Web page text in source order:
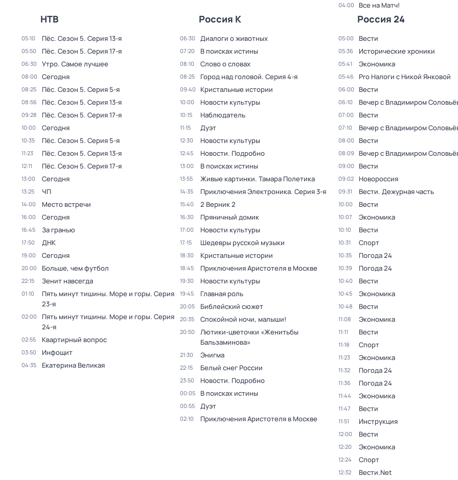
04:00 Все на Матч!
НТВ
05:10 Пёс. Сезон 5. Серия 13-я
05:50 Пёс. Сезон 5. Серия 17-я
06:30 Утро. Самое лучшее
08:00 Сегодня
08:25 Пёс. Сезон 5. Серия 5-я
08:56 Пёс. Сезон 5. Серия 13-я
09:28 Пёс. Сезон 5. Серия 17-я
10:00 Сегодня
10:35 Пёс. Сезон 5. Серия 5-я
11:23 Пёс. Сезон 5. Серия 13-я
12:11 Пёс. Сезон 5. Серия 17-я
13:00 Сегодня
13:25 ЧП
14:00 Место встречи
16:00 Сегодня
16:45 За гранью
17:50 ДНК
19:00 Сегодня
20:00 Больше, чем футбол
22:15 Зенит навсегда
01:10 Пять минут тишины. Море и горы. Серия
23-я
02:00 Пять минут тишины. Море и горы. Серия
24-я
02:55 Квартирный вопрос
03:50 Инфощит
04:35 Екатерина Великая
Россия К
06:30 Диалоги о животных
07:20 В поисках истины
08:10 Слово о словах
08:25 Город над головой. Серия 4-я
09:40 Кристальные истории
10:00 Новости культуры
10:15 Наблюдатель
11:15 Дуэт
12:30 Новости культуры
12:45 Новости. Подробно
13:00 В поисках истины
13:55 Живые картинки. Тамара Полетика
14:35 Приключения Электроника. Серия 3-я
15:40 2 Верник 2
16:30 Пряничный домик
17:00 Новости культуры
17:15 Шедевры русской музыки
18:30 Кристальные истории
18:45 Приключения Аристотеля в Москве
19:30 Новости культуры
19:45 Главная роль
20:05 Библейский сюжет
20:35 Спокойной ночи, малыши!
20:50
Лютики-цветочки «Женитьбы
Бальзаминова»
21:30 Энигма
22:15 Белый снег России
23:50 Новости. Подробно
00:05 В поисках истины
00:55 Дуэт
02:10 Приключения Аристотеля в Москве
Россия 24
05:00 Вести
05:36 Исторические хроники
05:41 Экономика
05:46 Pro Налоги с Никой Янковой
06:00 Вести
06:10 Вечер с Владимиром
07:00 Вести
07:10 Вечер с Владимиром
08:00 Вести
08:09 Вечер с Владимиром
09:00 Вести
09:02 Новороссия
09:31 Вести. Дежурная часть
10:00 Вести
10:07 Экономика
10:10 Вести
10:31 Спорт
10:35 Погода 24
10:39 Погода 24
10:40 Вести
10:45 Экономика
10:48 Вести
11:08 Экономика
11:11 Вести
11:18 Спорт
11:23 Экономика
11:32 Погода 24
11:36 Погода 24
11:44 Экономика
11:47 Вести
11:51 Инструкция
12:00 Вести
12:20 Экономика
12:24 Спорт
12:32 Вести.Net